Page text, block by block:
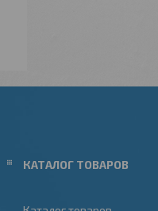
КАТАЛОГ ТОВАРОВ